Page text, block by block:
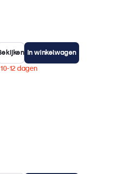
In winkelwagen
12 dagen